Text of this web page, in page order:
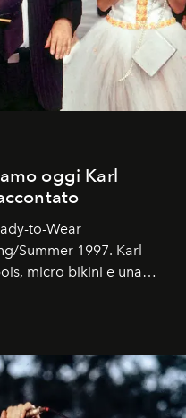
oggi Karl
to-Wear
Summer 1997. Karl
micro bikini e una
l'altra. Trent'anni dopo,
che abbiamo.